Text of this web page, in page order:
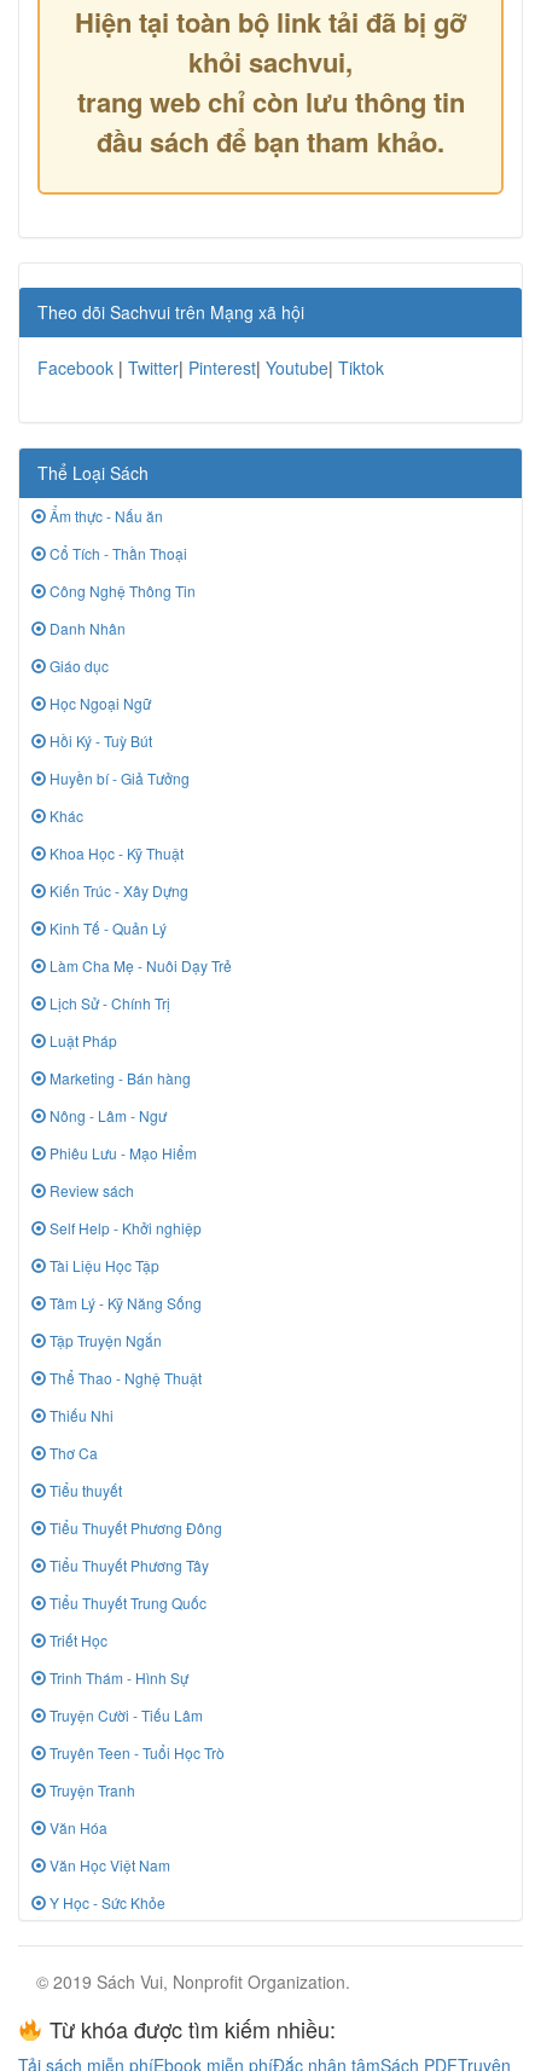
Hiện tại toàn bộ link tải đã bị gỡ
khỏi sachvui,
trang web chỉ còn lưu thông tin
đầu sách để bạn tham khảo.
Theo dõi Sachvui trên Mạng xã hội
Facebook | Twitter| Pinterest| Youtube| Tiktok
Thể Loại Sách
Ẩm thực - Nấu ăn
Cổ Tích - Thần Thoại
Công Nghệ Thông Tin
Danh Nhân
Giáo dục
Học Ngoại Ngữ
Hồi Ký - Tuỳ Bút
Huyền bí - Giả Tưởng
Khác
Khoa Học - Kỹ Thuật
Kiến Trúc - Xây Dựng
Kinh Tế - Quản Lý
Làm Cha Mẹ - Nuôi Dạy Trẻ
Lịch Sử - Chính Trị
Luật Pháp
Marketing - Bán hàng
Nông - Lâm - Ngư
Phiêu Lưu - Mạo Hiểm
Review sách
Self Help - Khởi nghiệp
Tài Liệu Học Tập
Tâm Lý - Kỹ Năng Sống
Tập Truyện Ngắn
Thể Thao - Nghệ Thuật
Thiếu Nhi
Thơ Ca
Tiểu thuyết
Tiểu Thuyết Phương Đông
Tiểu Thuyết Phương Tây
Tiểu Thuyết Trung Quốc
Triết Học
Trinh Thám - Hình Sự
Truyện Cười - Tiếu Lâm
Truyên Teen - Tuổi Học Trò
Truyện Tranh
Văn Hóa
Văn Học Việt Nam
Y Học - Sức Khỏe
© 2019 Sách Vui, Nonprofit Organization.
Từ khóa được tìm kiếm nhiều:
Tải sách miễn phíEbook miễn phíĐắc nhân tâmSách PDFTruyện